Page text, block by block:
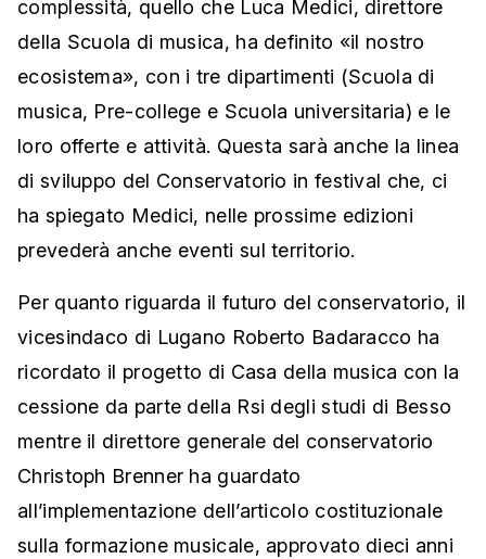
complessità, quello che Luca Medici, direttore
della Scuola di musica, ha definito «il nostro
ecosistema», con i tre dipartimenti (Scuola di
musica, Pre-college e Scuola universitaria) e le
loro offerte e attività. Questa sarà anche la linea
di sviluppo del Conservatorio in festival che, ci
ha spiegato Medici, nelle prossime edizioni
prevederà anche eventi sul territorio.
Per quanto riguarda il futuro del conservatorio, il
vicesindaco di Lugano Roberto Badaracco ha
ricordato il progetto di Casa della musica con la
cessione da parte della Rsi degli studi di Besso
mentre il direttore generale del conservatorio
Christoph Brenner ha guardato
all’implementazione dell’articolo costituzionale
sulla formazione musicale, approvato dieci anni